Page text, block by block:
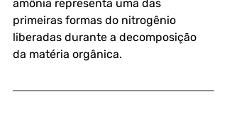
amônia representa uma das
primeiras formas do nitrogênio
liberadas durante a decomposição
da matéria orgânica.